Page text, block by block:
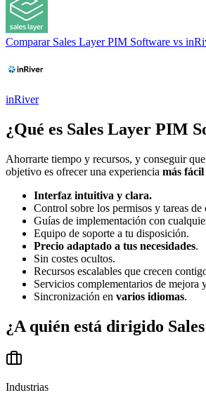
Comparar Sales Layer PIM Software vs
inRiver
¿Qué es Sales Layer PIM
Ahorrarte tiempo y recursos, y conseguir
objetivo es ofrecer una experiencia más
Interfaz intuitiva y clara.
Control sobre los permisos y tareas de
Guías de implementación con
Equipo de soporte a tu disposición.
Precio adaptado a tus necesidades.
Sin costes ocultos.
Recursos escalables que crecen
Servicios complementarios de mejora
Sincronización en varios idiomas.
¿A quién está dirigido
Industrias